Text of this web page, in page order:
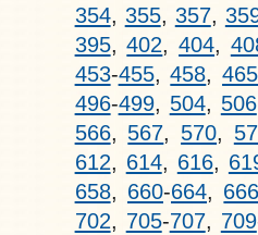
354, 355, 357,
395,402,404,
453-455,458,465
496-499, 504, 506
566, 567, 570,
612, 614, 616,
658, 660-664,
702, 705-707, 709